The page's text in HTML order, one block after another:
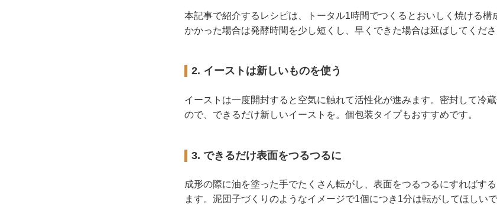
本記事で紹介するレシピは、トータル1時間でつくるとおいしく焼ける構
かかった場合は発酵時間を少し短くし、早くできた場合は延ばしてくださ
2. イーストは新しいものを使う
イーストは一度開封すると空気に触れて活性化が進みます。密封して冷
ので、できるだけ新しいイーストを。個包装タイプもおすすめです。
3. できるだけ表面をつるつるに
成形の際に油を塗った手でたくさん転がし、表面をつるつるにすればす
ます。泥団子づくりのようなイメージで1個につき1分は転がしてほしいで